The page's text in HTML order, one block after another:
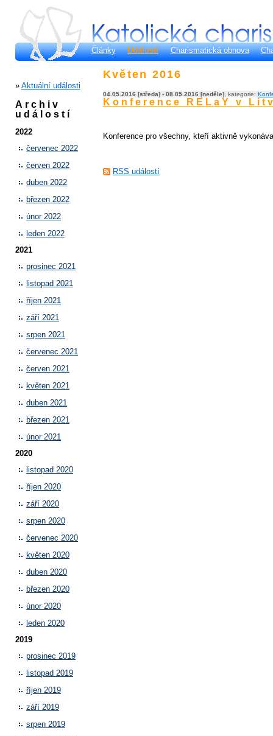
Články Události Charismatická obnova
» Aktuální události
Archiv
událostí
2022
červenec 2022
červen 2022
duben 2022
březen 2022
únor 2022
leden 2022
2021
prosinec 2021
listopad 2021
říjen 2021
září 2021
srpen 2021
červenec 2021
červen 2021
květen 2021
duben 2021
březen 2021
únor 2021
2020
listopad 2020
říjen 2020
září 2020
srpen 2020
červenec 2020
květen 2020
duben 2020
březen 2020
únor 2020
leden 2020
2019
prosinec 2019
listopad 2019
říjen 2019
září 2019
srpen 2019
Květen 2016
04.05.2016 [středa] - 08.05.2016 [neděle], kategorie:
Konference RELaY v
Konference pro všechny, kteří aktivně
RSS událostí